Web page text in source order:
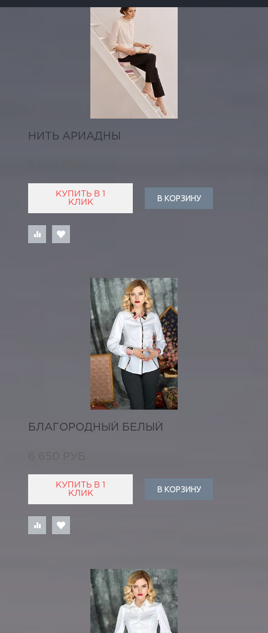
НИТЬ АРИАДНЫ
КУПИТЬ В 1
КЛИК
В КОРЗИНУ
БЛАГОРОДНЫЙ БЕЛЫЙ
6 650 РУБ
КУПИТЬ В 1
КЛИК
В КОРЗИНУ